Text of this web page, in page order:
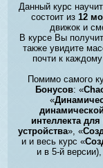
Данный курс
состоит из 12
движок и
В курсе Вы
также увидите
почти к
Помимо самого
Бонусов: «
«
интеллекта для
устройства», «
и и весь курс «
и в 5-й